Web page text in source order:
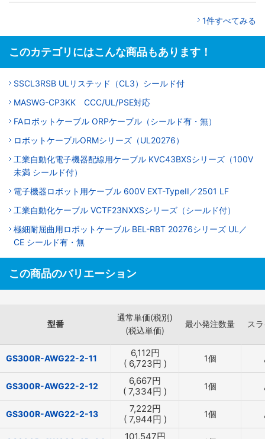
1件すべてみる
このカテゴリにはこんな商品もあります！
SSCL3RSB ULリステッド（CL3）シールド付
MASWG-CP3KK CCC/UL/PSE対応
FAロボットケーブル ORPケーブル（シールド有・無）
ロボットケーブルORMシリーズ（UL20276）
工業自動化電子機器配線用ケーブル KVC43BXSシリーズ（100V
未満 シールド付）
電子機器ロボット用ケーブル 600V EXT-TypeII／2501 LF
工業自動化ケーブル VCTF23NXXSシリーズ（シールド付）
極細耐屈曲用ロボットケーブル BEL-RBT 20276シリーズ UL／
CE シールド有・無
この商品のバリエーション
型番
通常単価(税別)
(税込単価)
最小発注数量 ス
GS300R-AWG22-2-11 6,112円
( 6,723円 ) 1個
GS300R-AWG22-2-12 6,667円
( 7,334円 ) 1個
GS300R-AWG22-2-13 7,222円
( 7,944円 ) 1個
101,547円